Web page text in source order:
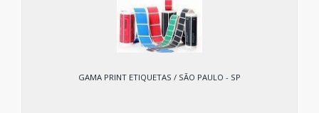
GAMA PRINT ETIQUETAS / SÃO PAULO - SP